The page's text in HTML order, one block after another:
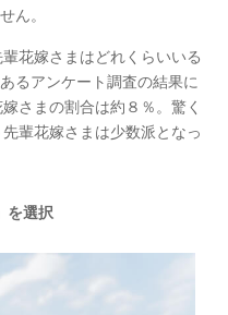
ん。
花嫁さまはどれくらいいる
るアンケート調査の結果に
さまの割合は約８％。驚く
輩花嫁さまは少数派となっ
を選択